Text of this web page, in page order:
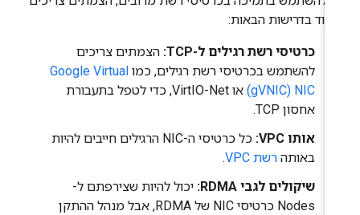
בדרישות הבאות:
כרטיסי רשת רגילים ל-TCP:
הצמתים צריכים
להשתמש בכרטיסי רשת רגילים, כמו Google Virtual
או VirtIO-Net, כדי לטפל בתעבורת
אחסון TCP.
אותו VPC:
כל כרטיסי ה-NIC הרגילים חייבים להיות
באותהרשת VPC
.
שיקולים לגבי RDMA:
יכול להיות שצירפתם ל-
Nodes כרטיסי NIC של RDMA, אבל מנהל ההתקן